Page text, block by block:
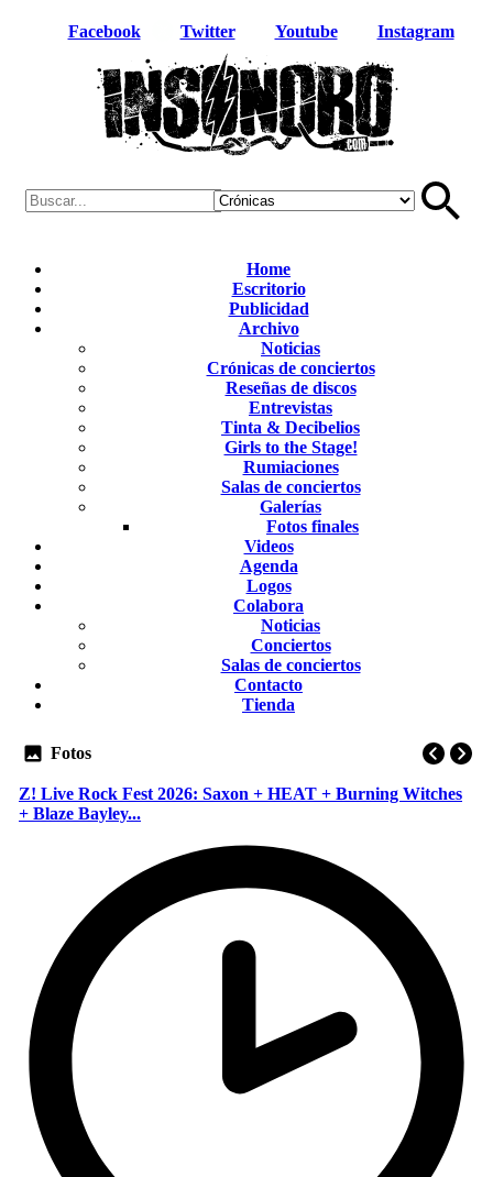
Facebook Twitter Youtube Instagram
Home
Escritorio
Publicidad
Archivo
Noticias
Crónicas de conciertos
Reseñas de discos
Entrevistas
Tinta & Decibelios
Girls to the Stage!
Rumiaciones
Salas de conciertos
Galerías
Fotos finales
Videos
Agenda
Logos
Colabora
Noticias
Conciertos
Salas de conciertos
Contacto
Tienda
Fotos
Z! Live Rock Fest 2026: Saxon + HEAT + Burning Witches
+ Blaze Bayley...